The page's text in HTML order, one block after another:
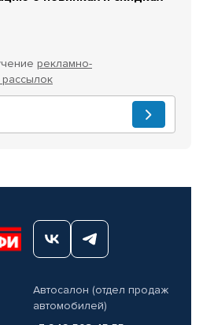
рекламно-
Автосалон (отдел продаж
автомобилей)